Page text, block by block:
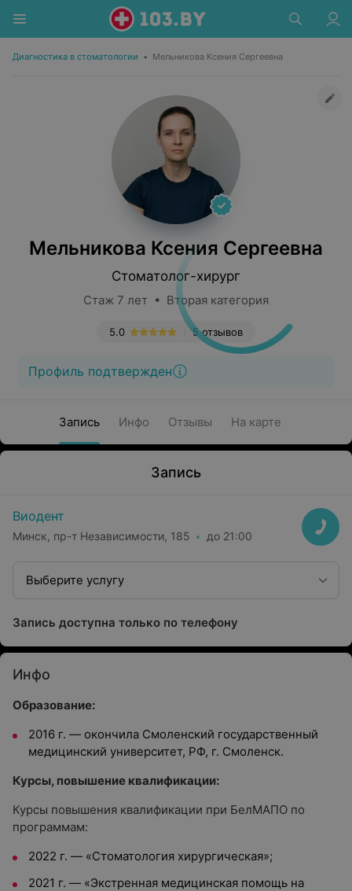
Диагностика в стоматологии • Мельникова Ксения Сергеевна
Мельникова Ксения Сергеевна
Стоматолог-хирург
Стаж 7 лет • Вторая категория
5 отзывов
5.0
Профиль подтвержден
Запись Инфо Отзывы На карте
Запись
Виодент
Минск, пр-т Независимости, 185 до 21:00
Выберите услугу
Запись доступна только по телефону
Инфо
Образование:
2016 г. — окончила Смоленский государственный
медицинский университет, РФ, г. Смоленск.
Курсы, повышение квалификации:
Курсы повышения квалификации при БелМАПО по
программам:
2022 г. — «Стоматология хирургическая»;
2021 г. — «Экстренная медицинская помощь на